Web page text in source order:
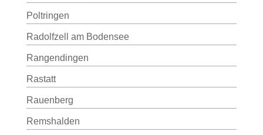
Poltringen
Radolfzell am Bodensee
Rangendingen
Rastatt
Rauenberg
Remshalden